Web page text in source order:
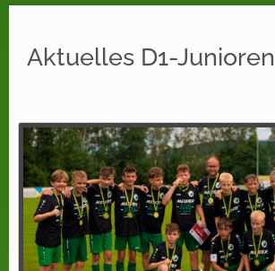
Aktuelles D1-Junioren